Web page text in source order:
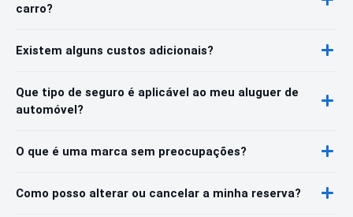
carro?
Existem alguns custos adicionais?
Que tipo de seguro é aplicável ao meu aluguer de
automóvel?
O que é uma marca sem preocupações?
Como posso alterar ou cancelar a minha reserva?